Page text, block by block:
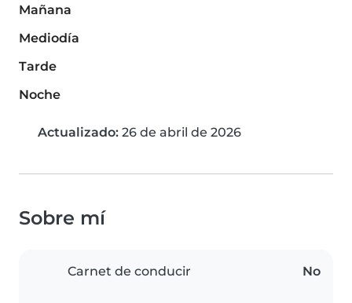
Mañana
Mediodía
Tarde
Noche
Actualizado: 26 de abril de 2026
Sobre mí
Carnet de conducir No